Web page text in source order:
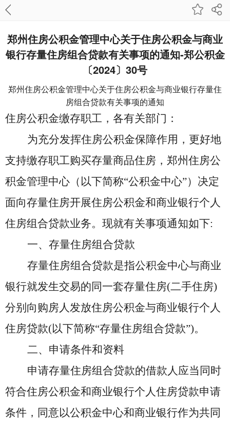
郑州住房公积金管理中心关于住房公积金与商业
银行存量住房组合贷款有关事项的通知-郑公积金
〔2024〕30号
郑州住房公积金管理中心关于住房公积金与商业银行存量住
房组合贷款有关事项的通知
住房公积金缴存职工 ，各有关部门：
为充分发挥住房公积金保障作用，更好地
支持缴存职工购买存量商品住房，郑州住房公
积金管理中心（以下简称“公积金中心”）决定
面向存量住房开展住房公积金和商业银行个人
住房组合贷款业务。现就有关事项通知如下:
一、存量住房组合贷款
存量住房组合贷款是指公积金中心与商业
银行就发生交易的同一套存量住房(二手住房)
分别向购房人发放住房公积金与商业银行个人
住房贷款(以下简称“存量住房组合贷款”)。
二、申请条件和资料
申请存量住房组合贷款的借款人应当同时
符合住房公积金和商业银行个人住房贷款申请
条件，同意以公积金中心和商业银行作为共同